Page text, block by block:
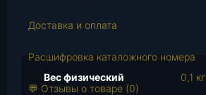
т
в
р
Доставка и оплата
Расшифровка каталожного номера
💬 Отзывы о товаре (0)
Вес физический 0,1 кг